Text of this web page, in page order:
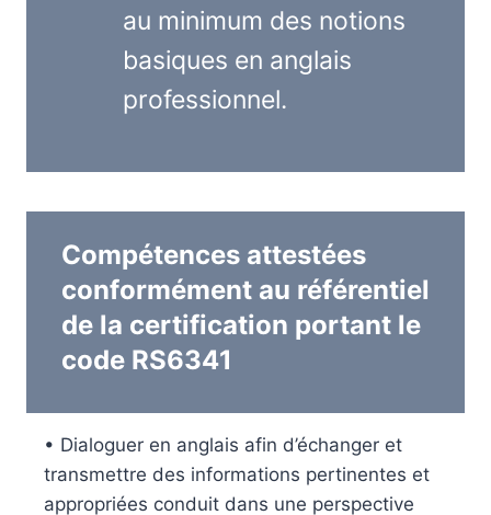
au minimum des notions
basiques en anglais
professionnel.
Compétences attestées
conformément au référentiel
de la certification portant le
code RS6341
• Dialoguer en anglais afin d’échanger et
transmettre des informations pertinentes et
appropriées conduit dans une perspective